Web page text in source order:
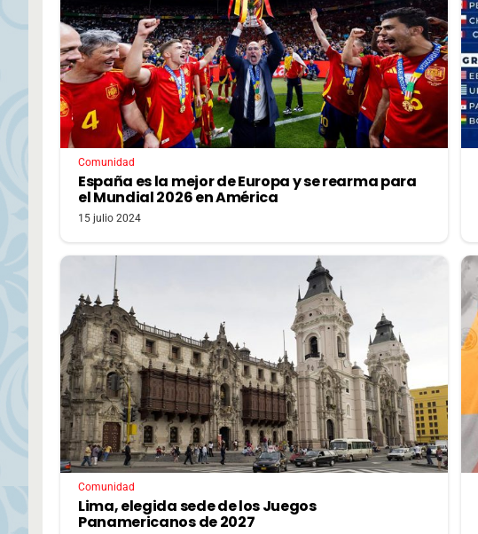
Comunidad
España es la mejor de Europa y se rearma para
el Mundial 2026 en América
15 julio 2024
Comunidad
Lima, elegida sede de los Juegos
Panamericanos de 2027